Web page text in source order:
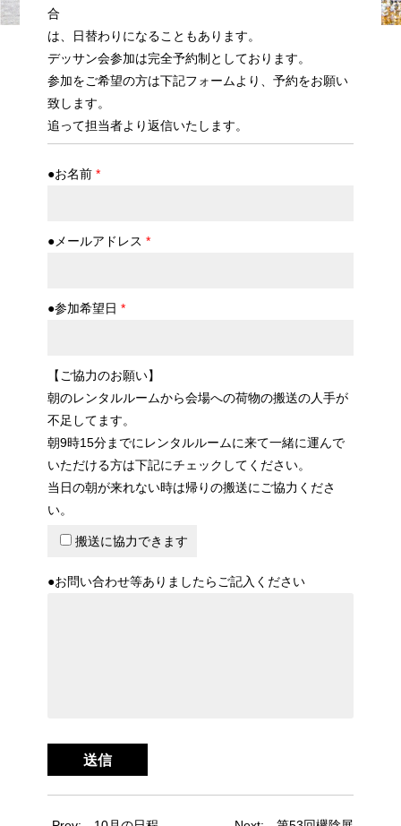
合
は、日替わりになることもあります。
デッサン会参加は完全予約制としております。
参加をご希望の方は下記フォームより、予約をお願い
致します。
追って担当者より返信いたします。
●お名前*
●メールアドレス *
●参加希望日 *
【ご協力のお願い】
朝のレンタルルームから会場への荷物の搬送の人手が
不足してます。
朝9時15分までにレンタルルームに来て一緒に運んで
いただける方は下記にチェックしてください。
当日の朝が来れない時は帰りの搬送にご協力くださ
い。
搬送に協力できます
●お問い合わせ等ありましたらご記入ください